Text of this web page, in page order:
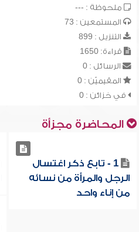
ملحوظة : ---
المستمعين : 73
التنزيل : 899
قراءة: 1650
الرسائل : 0
المقيميّن : 0
في خزائن : 0
المحاضرة مجزأة
1 - تابع ذكر اغتسال
الرجل والمرأة من نسائه
من إناء واحد